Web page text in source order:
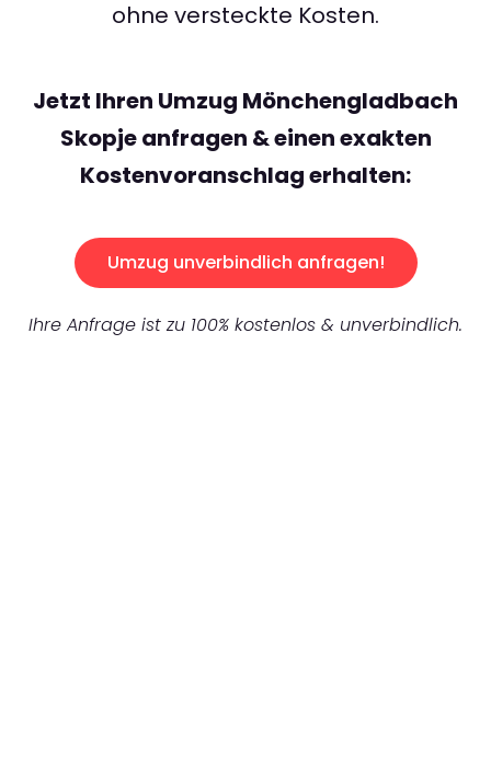
ohne versteckte Kosten.
Jetzt Ihren Umzug Mönchengladbach
Skopje anfragen & einen exakten
Kostenvoranschlag erhalten:
Umzug unverbindlich anfragen!
Ihre Anfrage ist zu 100% kostenlos & unverbindlich.